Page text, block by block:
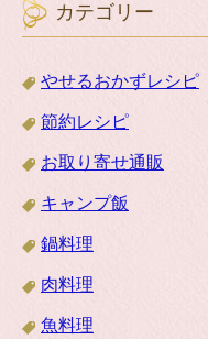
カテゴリー
やせるおかずレシピ
節約レシピ
お取り寄せ通販
キャンプ飯
鍋料理
肉料理
魚料理